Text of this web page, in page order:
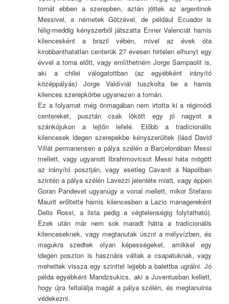
tornát ebben a szerepben, aztán jöttek az argentinok
Messivel, a németek Götzével, de például Ecuador is
félig-meddig kényszerből játszatta Enner Valenciát hamis
kilencesként a brazil vébén, mivel az évek óta
kirobbanthatatlan centerük 27 évesen hirtelen elhunyt egy
évvel a torna előtt, vagy említhetném Jorge Sampaolit is,
aki a chilei válogatottban (az egyébként irányító
középpályás) Jorge Valdíviát tuszkolta be a hamis
kilences szerepkörbe ugyanezen a tornán.
Ez a folyamat még önmagában nem irtotta ki a régimódi
centereket, pusztán csak lökött egy jó nagyot a
szánkójukon a lejtőn lefelé. Előbb a tradícionális
kilencesek idegen szerepekbe kényszerültek (lásd David
Villát permanensen a pálya szélén a Barcelonában Messi
mellett, vagy ugyanott Ibrahimovicsot Messi háta mögött
az irányító posztján, vagy esetleg Cavanit a Napoliban
szintén a pálya szélén Lavezzi jelenléte miatt, vagy éppen
Goran Pandevet ugyanúgy a vonal mellett, mikor Stefano
Maurit erőltette hamis kilencesben a Lazio managereként
Delio Rossi, a lista pedig a végtelenségig folytatható).
Ezek után már nem sok maradt hátra a tradícionális
kilenceseknek, vagy megtanutak úszni a mélyvízben, és
magukra szedtek olyan képességeket, amikkel egy
idegen poszton is hasznára váltak a csapatuknak, vagy
mehettek vissza egy szinttel lejjebb a balettba ugrálni. Jó
példa egyébként Mandzsukics, aki a Juventusban kellett,
hogy újra feltalálja magát a pálya szélén, és megtanulnia
védekezni.